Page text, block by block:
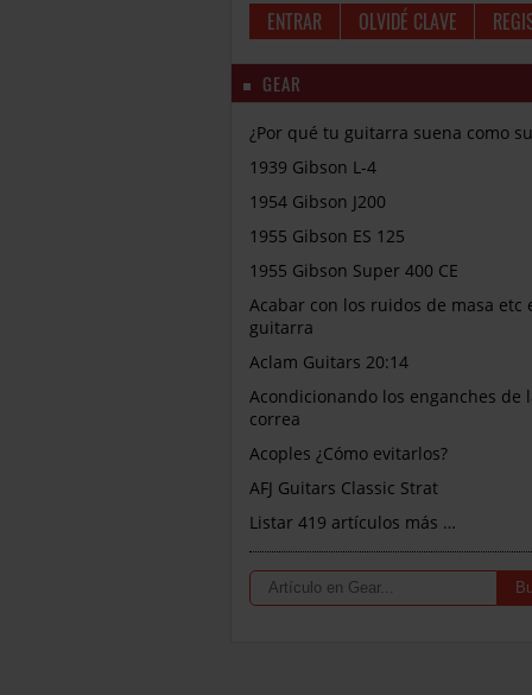
OLVIDÉ CLAVE
GEAR
¿Por qué tu guitarra suena como
1939 Gibson L-4
1954 Gibson J200
1955 Gibson ES 125
1955 Gibson Super 400 CE
Acabar con los ruidos de masa etc
guitarra
Aclam Guitars 20:14
Acondicionando los enganches de
correa
Acoples ¿Cómo evitarlos?
AFJ Guitars Classic Strat
Listar 419 artículos más …